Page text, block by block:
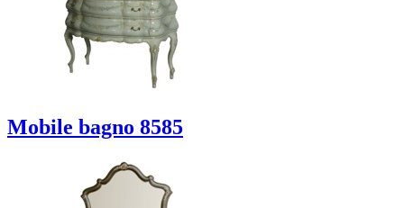
Mobile bagno 8585